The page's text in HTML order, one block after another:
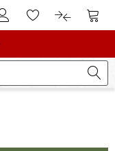
Al conto clienteAlla lista
Al Al